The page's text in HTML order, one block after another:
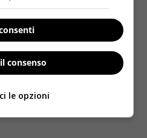
considero il cibo
stato di salute. La mia
la carne, prevede
in generale, e si basa
di cereali integrali, farro,
consenso
le opzioni